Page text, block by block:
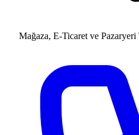
Mağaza, E-Ticaret ve Pazaryeri